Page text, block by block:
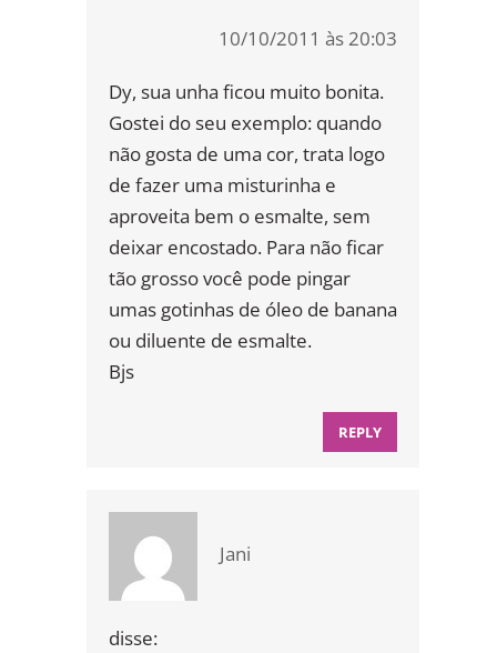
10/10/2011 às 20:03
Dy, sua unha ficou muito bonita.
Gostei do seu exemplo: quando
não gosta de uma cor, trata logo
de fazer uma misturinha e
aproveita bem o esmalte, sem
deixar encostado. Para não ficar
tão grosso você pode pingar
umas gotinhas de óleo de banana
ou diluente de esmalte.
Bjs
REPLY
Jani
disse: